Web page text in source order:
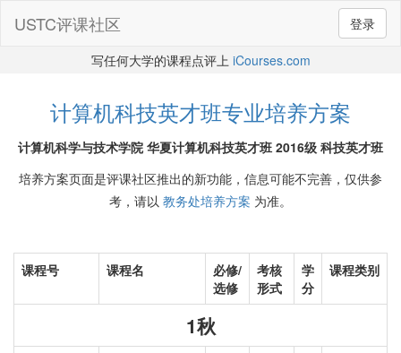
登录
USTC评课社区
写任何大学的课程点评上 iCourses.com
计算机科技英才班专业培养方案
计算机科学与技术学院 华夏计算机科技英才班 2016级 科技英才班
培养方案页面是评课社区推出的新功能，信息可能不完善，仅供参
考，请以 教务处培养方案 为准。
课程号 课程名
必修/
选修
考核
形式
学
分
课程类别
1秋